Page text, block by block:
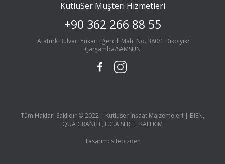
KutluSer Müşteri Hizmetleri
+90 362 266 88 55
Atatürk Bulvarı Yukarı Eğercili Mah. No. 380/1 Dikbıyık/
Çarşamba/SAMSUN
Tüm Hakları Saklıdır © 2022 | Kutluser İnşaat Malzemeleri | BIEN,
QUA GRANITE, E.C.A SEREL, KALEKİM
Tasarım: sitebizden